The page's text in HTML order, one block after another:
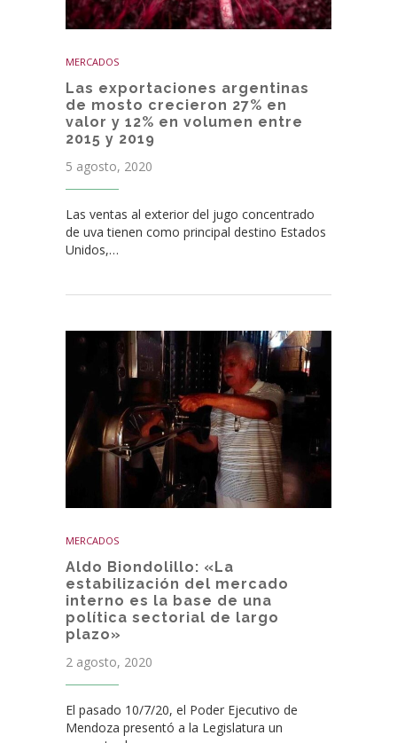
MERCADOS
Las exportaciones argentinas
de mosto crecieron 27% en
valor y 12% en volumen entre
2015 y 2019
5 agosto, 2020
Las ventas al exterior del jugo concentrado
de uva tienen como principal destino Estados
Unidos,…
MERCADOS
Aldo Biondolillo: «La
estabilización del mercado
interno es la base de una
política sectorial de largo
plazo»
2 agosto, 2020
El pasado 10/7/20, el Poder Ejecutivo de
Mendoza presentó a la Legislatura un